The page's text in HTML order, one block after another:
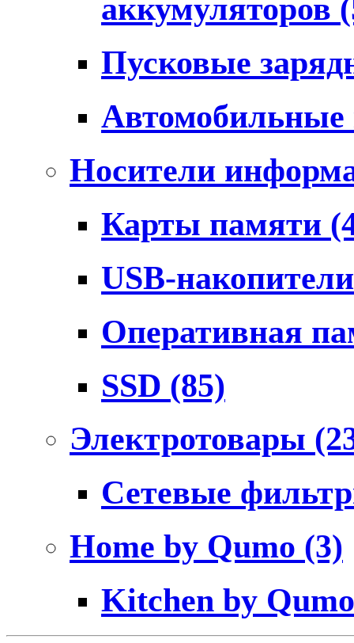
аккумуляторов
Пусковые
Носители
Карты памяти
USB-
Оперативная
SSD (85)
Электротовары
Сетевые
Home by Qumo (3)
Kitchen by